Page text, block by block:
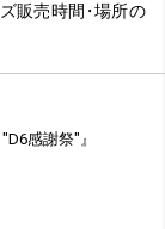
販売時間・場所の
感謝祭"』